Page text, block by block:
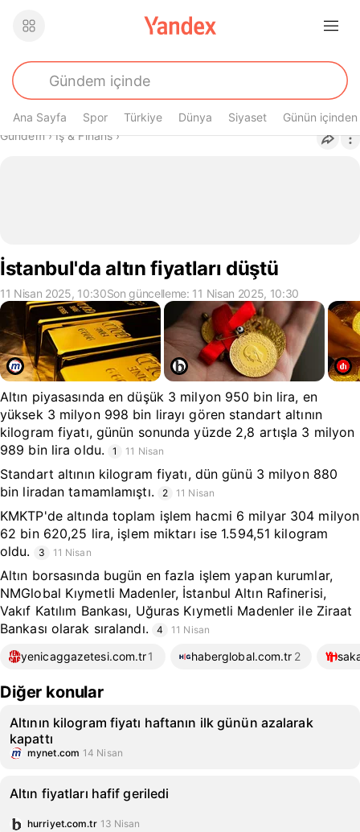
Ana Sayfa Spor Türkiye Dünya Siyaset Günün içinden
Buradasın
Gündem› İş & Finans›
İstanbul'da altın fiyatları düştü
11 Nisan 2025, 10:30Son güncelleme: 11 Nisan 2025, 10:30
Altın piyasasında en düşük 3 milyon 950 bin lira, en
yüksek 3 milyon 998 bin lirayı gören standart altının
kilogram fiyatı, günün sonunda yüzde 2,8 artışla 3 milyon
989 bin lira oldu.
1 11 Nisan
Standart altının kilogram fiyatı, dün günü 3 milyon 880
bin liradan tamamlamıştı.
2 11 Nisan
KMKTP'de altında toplam işlem hacmi 6 milyar 304 milyon
62 bin 620,25 lira, işlem miktarı ise 1.594,51 kilogram
oldu.
3 11 Nisan
Altın borsasında bugün en fazla işlem yapan kurumlar,
NMGlobal Kıymetli Madenler, İstanbul Altın Rafinerisi,
Vakıf Katılım Bankası, Uğuras Kıymetli Madenler ile Ziraat
Bankası olarak sıralandı.
4 11 Nisan
yenicaggazetesi.com.tr1 haberglobal.com.tr 2
Diğer konular
Altının kilogram fiyatı haftanın ilk günün azalarak
kapattı
mynet.com 14 Nisan
Altın fiyatları hafif geriledi
hurriyet.com.tr 13 Nisan